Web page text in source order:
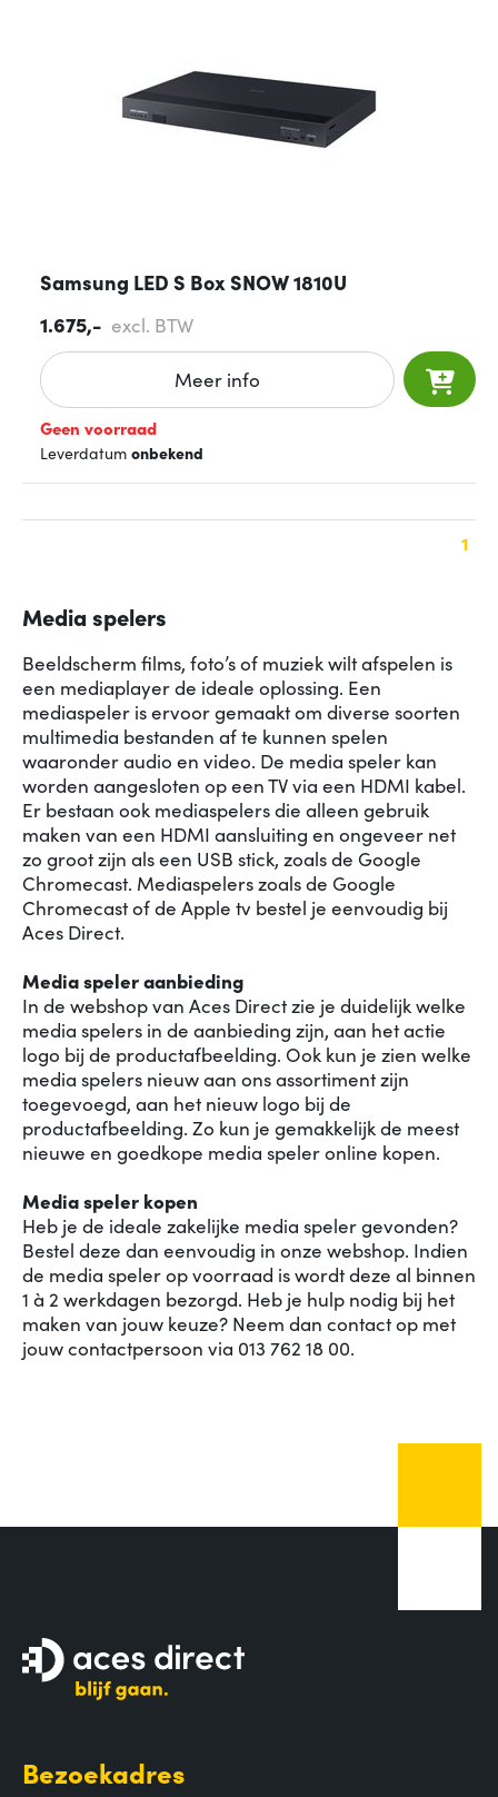
Samsung LED S Box SNOW 1810U
1.675,- excl. BTW
Meer info
Geen voorraad
Leverdatum onbekend
1
Media spelers
Beeldscherm films, foto’s of muziek wilt afspelen is
een mediaplayer de ideale oplossing. Een
mediaspeler is ervoor gemaakt om diverse soorten
multimedia bestanden af te kunnen spelen
waaronder audio en video. De media speler kan
worden aangesloten op een TV via een HDMI kabel.
Er bestaan ook mediaspelers die alleen gebruik
maken van een HDMI aansluiting en ongeveer net
zo groot zijn als een USB stick, zoals de Google
Chromecast. Mediaspelers zoals de Google
Chromecast of de Apple tv bestel je eenvoudig bij
Aces Direct.
Media speler aanbieding
In de webshop van Aces Direct zie je duidelijk welke
media spelers in de aanbieding zijn, aan het actie
logo bij de productafbeelding. Ook kun je zien welke
media spelers nieuw aan ons assortiment zijn
toegevoegd, aan het nieuw logo bij de
productafbeelding. Zo kun je gemakkelijk de meest
nieuwe en goedkope media speler online kopen.
Media speler kopen
Heb je de ideale zakelijke media speler gevonden?
Bestel deze dan eenvoudig in onze webshop. Indien
de media speler op voorraad is wordt deze al binnen
1 à 2 werkdagen bezorgd. Heb je hulp nodig bij het
maken van jouw keuze? Neem dan contact op met
jouw contactpersoon via 013 762 18 00.
Bezoekadres